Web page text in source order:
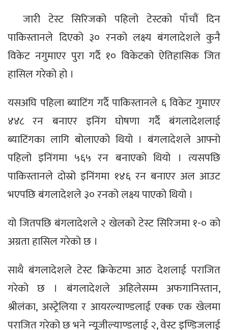
जारी टेस्ट सिरिजको पहिलो टेस्टको पाँचौं दिन
पाकिस्तानले दिएको ३० रनको लक्ष्य बंगलादेशले कुनै
विकेट नगुमाएर पुरा गर्दै १० विकेटको ऐतिहासिक जित
हासिल गरेको हो ।
यसअघि पहिला ब्याटिंग गर्दै पाकिस्तानले ६ विकेट गुमाएर
४४८ रन बनाएर इनिंग घोषणा गर्दै बंगलादेशलाई
ब्याटिंगका लागि बोलाएको थियो । बंगलादेशले आफ्नो
पहिलो इनिंगमा ५६५ रन बनाएको थियो । त्यसपछि
पाकिस्तानले दोस्रो इनिंगमा १४६ रन बनाएर अल आउट
भएपछि बंगलादेशले ३० रनको लक्ष्य पाएको थियो ।
यो जितपछि बंगलादेशले २ खेलको टेस्ट सिरिजमा १-० को
अग्रता हासिल गरेको छ ।
साथै बंगलादेशले टेस्ट क्रिकेटमा आठ देशलाई पराजित
गरेको छ । बंगलादेशले अहिलेसम्म अफगानिस्तान,
श्रीलंका, अस्ट्रेलिया र आयरल्याण्डलाई एक्क एक खेलमा
पराजित गरेको छ भने न्यूजील्याण्डलाई २, वेस्ट इण्डिजलाई